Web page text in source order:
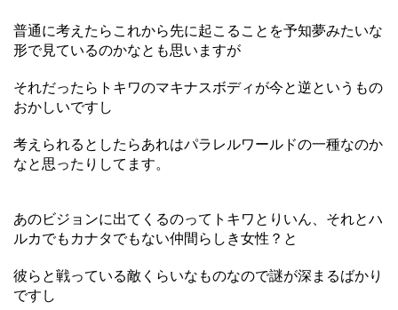
普通に考えたらこれから先に起こることを予知夢みたいな
形で見ているのかなとも思いますが
それだったらトキワのマキナスボディが今と逆というもの
おかしいですし
考えられるとしたらあれはパラレルワールドの一種なのか
なと思ったりしてます。
あのビジョンに出てくるのってトキワとりいん、それとハ
ルカでもカナタでもない仲間らしき女性？と
彼らと戦っている敵くらいなものなので謎が深まるばかり
ですし